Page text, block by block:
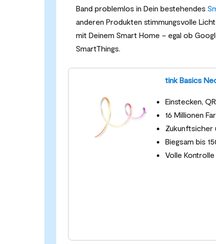
Band problemlos in Dein bestehendes
anderen Produkten stimmungsvolle
mit Deinem Smart Home – egal ob
SmartThings.
tink Basics
Einstecken,
16 Millionen
Biegsam bis
Volle